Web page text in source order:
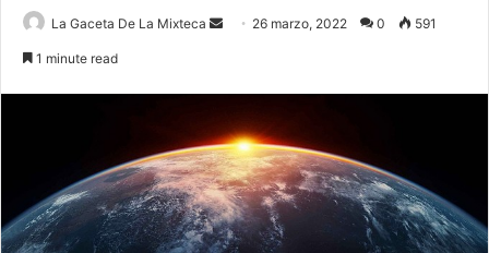
La Gaceta De La Mixteca
Send 26 marzo, 2022 0 591
1 minute read